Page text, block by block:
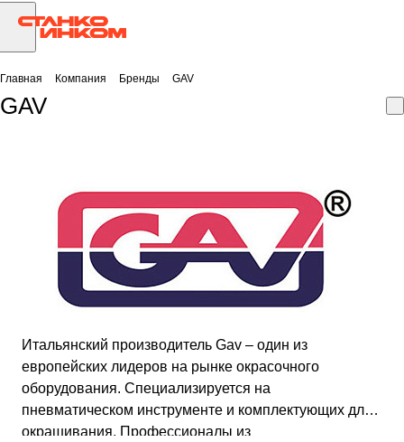
Главная Компания Бренды GAV
GAV
Итальянский производитель Gav – один из
европейских лидеров на рынке окрасочного
оборудования. Специализируется на
пневматическом инструменте и комплектующих для
окрашивания. Профессионалы из